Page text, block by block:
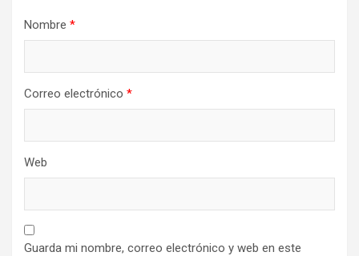
Nombre *
Correo electrónico *
Web
Guarda mi nombre, correo electrónico y web en este